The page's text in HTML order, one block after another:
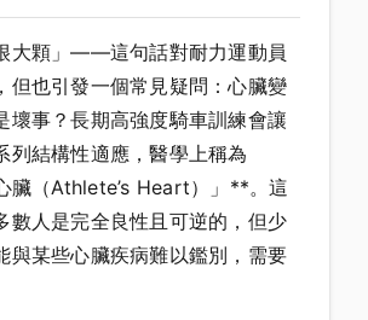
大顆」——這句話對耐力運動員
但也引發一個常見疑問：心臟變
壞事？長期高強度騎車訓練會讓
列結構性適應，醫學上稱為
臟（Athlete’s Heart）」**。這
數人是完全良性且可逆的，但少
與某些心臟疾病難以鑑別，需要